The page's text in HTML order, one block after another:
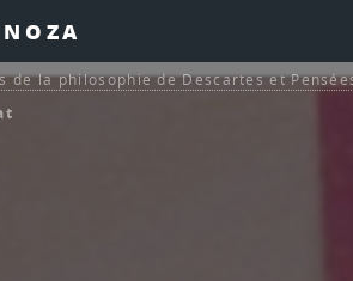
de la philosophie de Descartes et